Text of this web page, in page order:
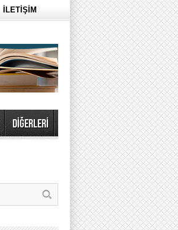
İLETİŞİM
DİĞERLERİ